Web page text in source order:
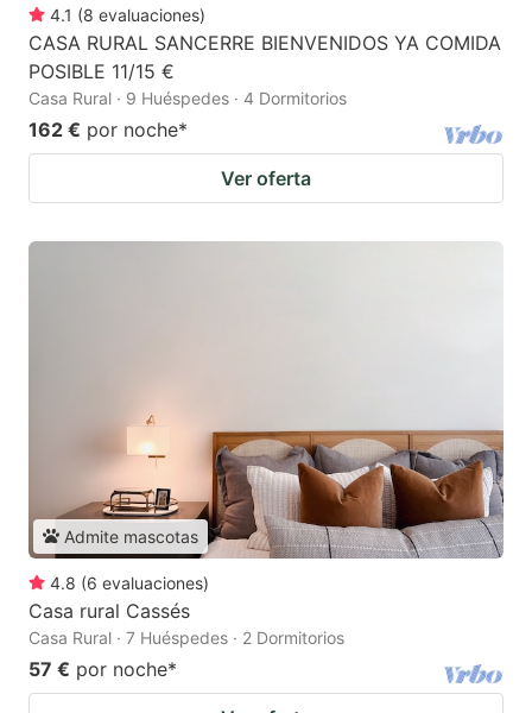
4.1 (8 evaluaciones)
CASA RURAL SANCERRE BIENVENIDOS YA COMIDA
POSIBLE 11/15 €
Casa Rural · 9 Huéspedes · 4 Dormitorios
162 € por noche*
Ver oferta
Admite mascotas
4.8 (6 evaluaciones)
Casa rural Cassés
Casa Rural · 7 Huéspedes · 2 Dormitorios
57 € por noche*